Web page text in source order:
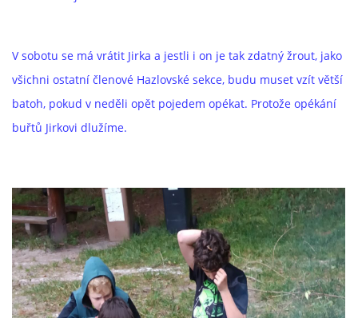
V sobotu se má vrátit Jirka a jestli i on je tak zdatný žrout, jako
všichni ostatní členové Hazlovské sekce, budu muset vzít větší
batoh, pokud v neděli opět pojedem opékat. Protože opékání
buřtů Jirkovi dlužíme.